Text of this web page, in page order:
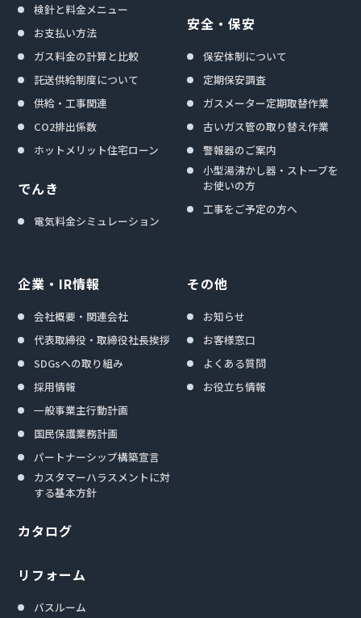
検針と料金メニュー
お支払い方法
ガス料金の計算と比較
託送供給制度について
供給・工事関連
CO2排出係数
ホットメリット住宅ローン
でんき
電気料金シミュレーション
安全・保安
保安体制について
定期保安調査
ガスメーター定期取替作業
古いガス管の取り替え作業
警報器のご案内
小型湯沸かし器・ストーブを
お使いの方
工事をご予定の方へ
企業・IR情報
会社概要・関連会社
代表取締役・取締役社長挨拶
SDGsへの取り組み
採用情報
一般事業主行動計画
国民保護業務計画
パートナーシップ構築宣言
カスタマーハラスメントに対
する基本方針
カタログ
リフォーム
バスルーム
その他
お知らせ
お客様窓口
よくある質問
お役立ち情報